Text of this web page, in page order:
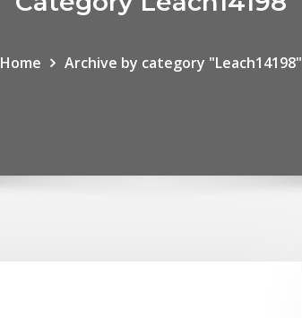
Home Archive by category "Leach14198"